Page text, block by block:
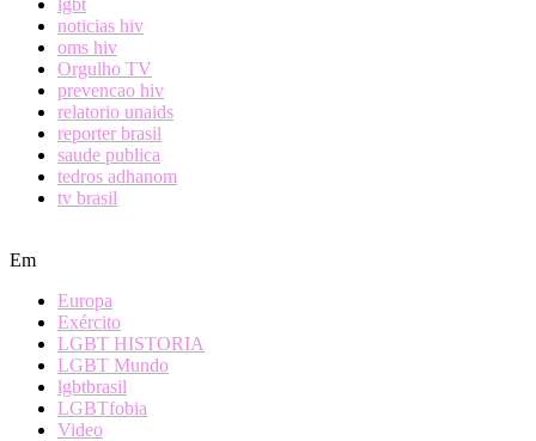
noticias hiv
oms hiv
Orgulho TV
prevencao hiv
relatorio unaids
reporter brasil
saude publica
tedros adhanom
tv brasil
Em
Europa
Exército
LGBT HISTORIA
LGBT Mundo
lgbtbrasil
LGBTfobia
Video